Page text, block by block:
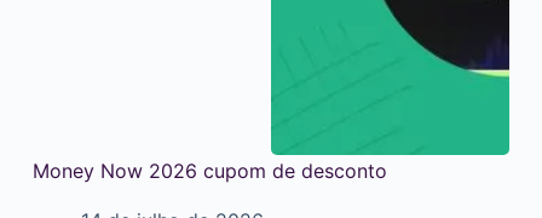
Money Now 2026 cupom de desconto